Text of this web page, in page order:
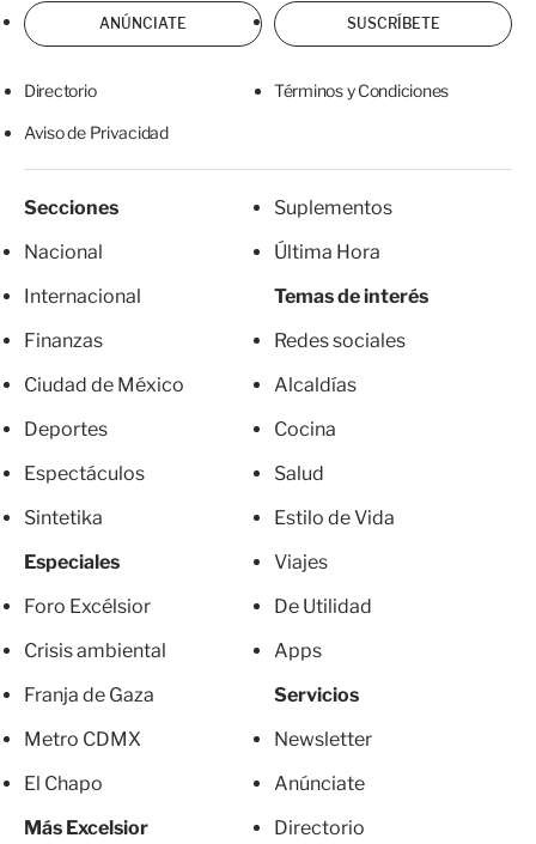
ANÚNCIATE SUSCRÍBETE
Directorio Términos y Condiciones
Aviso de Privacidad
Secciones
Nacional
Internacional
Finanzas
Ciudad de México
Deportes
Espectáculos
Sintetika
Especiales
Foro Excélsior
Crisis ambiental
Franja de Gaza
Metro CDMX
El Chapo
Más Excelsior
Suplementos
Última Hora
Temas de interés
Redes sociales
Alcaldías
Cocina
Salud
Estilo de Vida
Viajes
De Utilidad
Apps
Servicios
Newsletter
Anúnciate
Directorio